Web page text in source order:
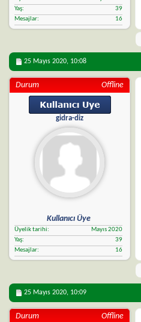
Yaş
39
Mesajlar
16
25 Mayıs 2020, 10:08
Durum Offline
gidra-diz
Kullanıcı Üye
Üyelik tarihi
Mayıs 2020
Yaş
39
Mesajlar
16
25 Mayıs 2020, 10:09
Durum Offline